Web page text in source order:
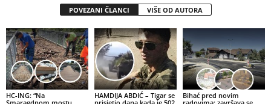
POVEZANI ČLANCI VIŠE OD AUTORA
HC-ING: “Na
HAMDIJA ABDIĆ – Tigar se
Bihać pred novim